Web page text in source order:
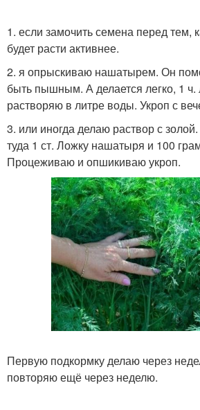
1. если замочить семена перед тем,
будет расти активнее.
2. я опрыскиваю нашатырем. Он
быть пышным. А делается легко, 1
растворяю в литре воды. Укроп с
3. или иногда делаю раствор с
туда 1 ст. Ложку нашатыря и 100
Процеживаю и опшикиваю укроп.
Первую подкормку делаю через
повторяю ещё через неделю.